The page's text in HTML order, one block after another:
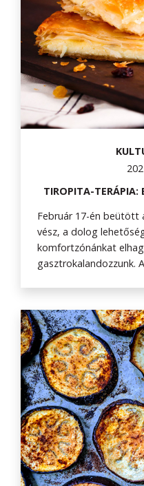
TIROPITA-TERÁPIA:
Február 17-én beütött
vész, a dolog
komfortzónánkat
gasztrokalandozzunk.